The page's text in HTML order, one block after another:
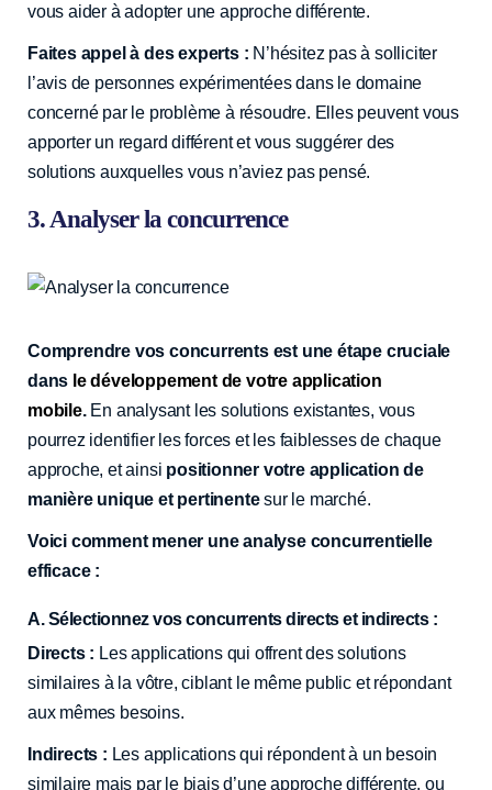
vous aider à adopter une approche différente.
Faites appel à des experts : N’hésitez pas à solliciter
l’avis de personnes expérimentées dans le domaine
concerné par le problème à résoudre. Elles peuvent vous
apporter un regard différent et vous suggérer des
solutions auxquelles vous n’aviez pas pensé.
3. Analyser la concurrence
Comprendre vos concurrents est une étape cruciale
dans le développement de votre application
mobile.En analysant les solutions existantes, vous
pourrez identifier les forces et les faiblesses de chaque
approche, et ainsi positionner votre application de
manière unique et pertinentesur le marché.
Voici comment mener une analyse concurrentielle
efficace :
A. Sélectionnez vos concurrents directs et indirects :
Directs : Les applications qui offrent des solutions
similaires à la vôtre, ciblant le même public et répondant
aux mêmes besoins.
Indirects : Les applications qui répondent à un besoin
similaire mais par le biais d’une approche différente, ou